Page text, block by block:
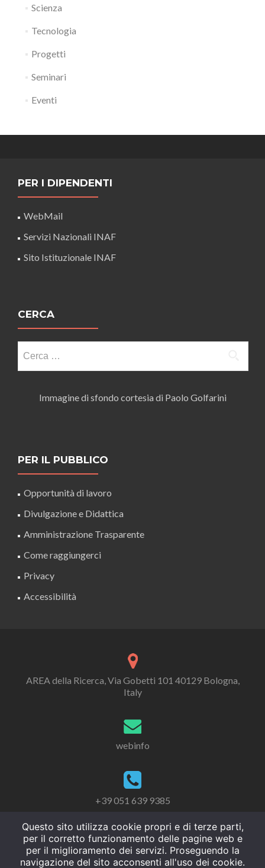
Scienza
Tecnologia
Progetti
Seminari
Eventi
PER I DIPENDENTI
WebMail
Servizi Nazionali INAF
Sito Istituzionale INAF
CERCA
per:
Immagine di sfondo cortesia di Paolo Golfarini
PER IL PUBBLICO
Opportunità di lavoro
Divulgazione e Didattica
Amministrazione Trasparente
Come raggiungerci
Privacy
Accessibilità
AREA della Ricerca, Via Gobetti 101 40129 Bologna,
Italy
webinfo
+39 051 639 9385
Questo sito utilizza cookie propri e di terze parti,
per il corretto funzionamento delle pagine web e
per il miglioramento dei servizi. Proseguendo la
navigazione del sito acconsenti all'uso dei cookie.